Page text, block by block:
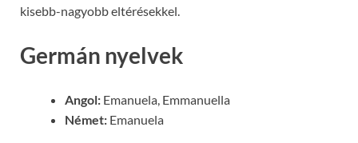
kisebb-nagyobb eltérésekkel.
Germán nyelvek
Angol: Emanuela, Emmanuella
Német: Emanuela